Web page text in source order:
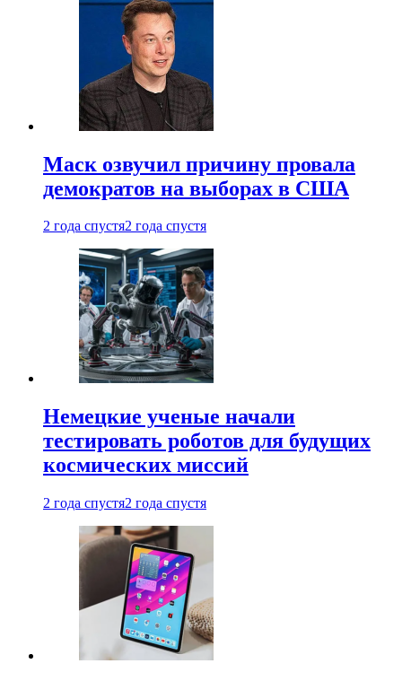
Маск озвучил причину провала
демократов на выборах в США
2 года спустя2 года спустя
Немецкие ученые начали
тестировать роботов для будущих
космических миссий
2 года спустя2 года спустя